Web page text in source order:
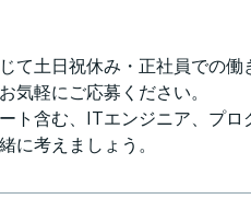
て土日祝休み・正社員での
気軽にご応募ください。
ト含む、ITエンジニア、プ
に考えましょう。